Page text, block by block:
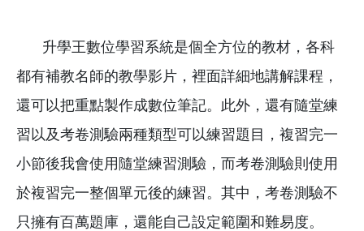
升學王數位學習系統是個全方位的教材，各科
都有補教名師的教學影片，裡面詳細地講解課程，
還可以把重點製作成數位筆記。此外，還有隨堂練
習以及考卷測驗兩種類型可以練習題目，複習完一
小節後我會使用隨堂練習測驗，而考卷測驗則使用
於複習完一整個單元後的練習。其中，考卷測驗不
只擁有百萬題庫，還能自己設定範圍和難易度。